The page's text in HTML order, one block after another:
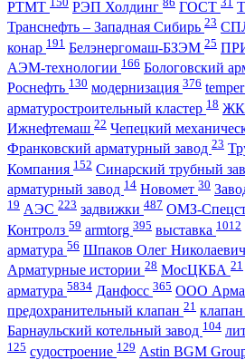
РТМТ РЭП Холдинг ГОСТ
Транснефть – Западная Сибирь 23
конар 191 Белэнергомаш-БЗЭМ 25
АЭМ-технологии 166 Бологовский
Роснефть 130 модернизация 376 temper
арматуростроительный кластер 18
Ижнефтемаш 22 Чепецкий
Франковский арматурный завод 23
Компания 152 Синарский трубный
арматурный завод 14 Новомет 30
19 АЭС 223 задвижки 487 ОМЗ-
Контролз 59 armtorg 395 выставка 1012
арматура 56 Шпаков Олег Николаевич
Арматурные истории 28 МосЦКБА 21
арматура 5834 Данфосс 365 ООО
предохранительный клапан 21 клапан
Барнаульский котельный завод 104
125 судостроение 129 Astin BGM